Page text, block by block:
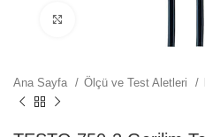
Ana Sayfa Ölçü ve Test Aletleri